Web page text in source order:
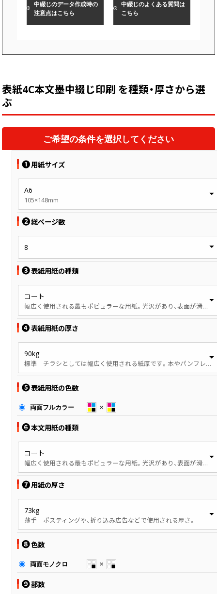
中綴じのデータ作成時の
注意点はこちら
中綴じのよくある質問は
こちら
表紙4C本文墨中綴じ印刷 を種類・厚さから選
ぶ
ご希望の条件を選択してください
❶用紙サイズ
A6
105×148mm
❷総ページ数
8
❸表紙用紙の種類
コート
幅広く使用される最もポピュラーな用紙。光沢があり、表面が滑らかです。
❹表紙用紙の厚さ
90kg
標準 チラシとしては幅広く使用される紙厚です。本やパンフレットでは、やや薄手の印象です。
❺表紙用紙の色数
両面フルカラー
❻本文用紙の種類
コート
幅広く使用される最もポピュラーな用紙。光沢があり、表面が滑らかです。
❼用紙の厚さ
73kg
薄手 ポスティングや、折り込み広告などで使用される厚さ。
❽色数
両面モノクロ
❾部数